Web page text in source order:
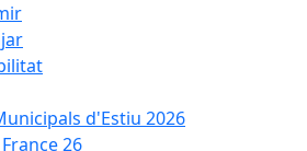
d'Estiu 2026
26